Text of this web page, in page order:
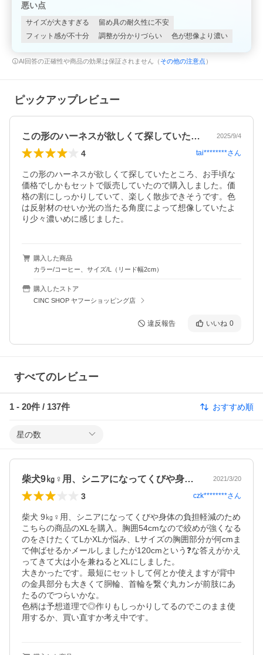
悪い点
サイズが大きすぎる
留め具の耐久性に不安
フィット感が不十分
調整が分かりづらい 色が想像より濃い
AI回答の正確性や商品の効果は保証されません（ その他の注意点 ）
ピックアップレビュー
この形のハーネスが欲しくて探していたと… 2025/9/4
4 tai********さん
この形のハーネスが欲しくて探していたところ、お手頃な
価格でしかもセットで販売していたので購入しました。価
格の割にしっかりしていて、楽しく散歩できそうです。色
は反射材のせいか光の当たる角度によって想像していたよ
り少々濃いめに感じました。
購入した商品
カラー/コーヒー、サイズ/L（リード幅2cm）
購入したストア
CINC SHOP ヤフーショッピング店
違反報告 いいね 0
すべてのレビュー
1 - 20件 / 137件 おすすめ順
星の数
柴犬9㎏♀用、シニアになってくびや身体… 2021/3/20
3 czk********さん
柴犬 9㎏♀用、シニアになってくびや身体の負担軽減のため
こちらの商品のXLを購入。胸囲54cmなので絞めが強くなる
のをさけたくてLかXLか悩み、Lサイズの胸囲部分が何cmま
で伸ばせるかメールしましたが120cmという❓️な答えがかえ
ってきて大は小を兼ねるとXLにしました。
大きかったです。最短にセットして何とか使えますが背中
の金具部分も大きくて胴輪、首輪を繋ぐ丸カンが前肢にあ
たるのでつらいかな。
色柄は予想道理で◎作りもしっかりしてるのでこのまま使
用するか、買い直すか考え中です。